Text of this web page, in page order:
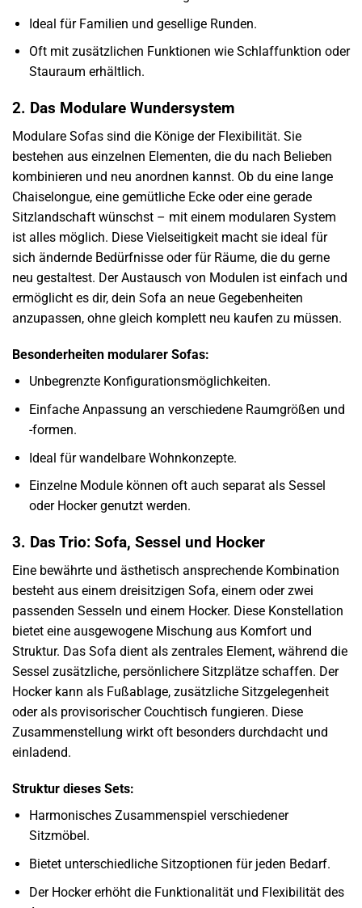
Ideal für Familien und gesellige Runden.
Oft mit zusätzlichen Funktionen wie Schlaffunktion oder
Stauraum erhältlich.
2. Das Modulare Wundersystem
Modulare Sofas sind die Könige der Flexibilität. Sie
bestehen aus einzelnen Elementen, die du nach Belieben
kombinieren und neu anordnen kannst. Ob du eine lange
Chaiselongue, eine gemütliche Ecke oder eine gerade
Sitzlandschaft wünschst – mit einem modularen System
ist alles möglich. Diese Vielseitigkeit macht sie ideal für
sich ändernde Bedürfnisse oder für Räume, die du gerne
neu gestaltest. Der Austausch von Modulen ist einfach und
ermöglicht es dir, dein Sofa an neue Gegebenheiten
anzupassen, ohne gleich komplett neu kaufen zu müssen.
Besonderheiten modularer Sofas:
Unbegrenzte Konfigurationsmöglichkeiten.
Einfache Anpassung an verschiedene Raumgrößen und
-formen.
Ideal für wandelbare Wohnkonzepte.
Einzelne Module können oft auch separat als Sessel
oder Hocker genutzt werden.
3. Das Trio: Sofa, Sessel und Hocker
Eine bewährte und ästhetisch ansprechende Kombination
besteht aus einem dreisitzigen Sofa, einem oder zwei
passenden Sesseln und einem Hocker. Diese Konstellation
bietet eine ausgewogene Mischung aus Komfort und
Struktur. Das Sofa dient als zentrales Element, während die
Sessel zusätzliche, persönlichere Sitzplätze schaffen. Der
Hocker kann als Fußablage, zusätzliche Sitzgelegenheit
oder als provisorischer Couchtisch fungieren. Diese
Zusammenstellung wirkt oft besonders durchdacht und
einladend.
Struktur dieses Sets:
Harmonisches Zusammenspiel verschiedener
Sitzmöbel.
Bietet unterschiedliche Sitzoptionen für jeden Bedarf.
Der Hocker erhöht die Funktionalität und Flexibilität des